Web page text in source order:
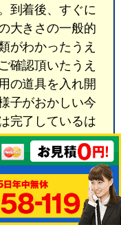
到着後、すぐに
大きさの一般的
がわかったうえ
確認頂いたうえ
の道具を入れ開
子がおかしい今
完了しているは
のため、どこか
いと調べさせて
貴重品を詰め込
まっていること
を開けた後、挟